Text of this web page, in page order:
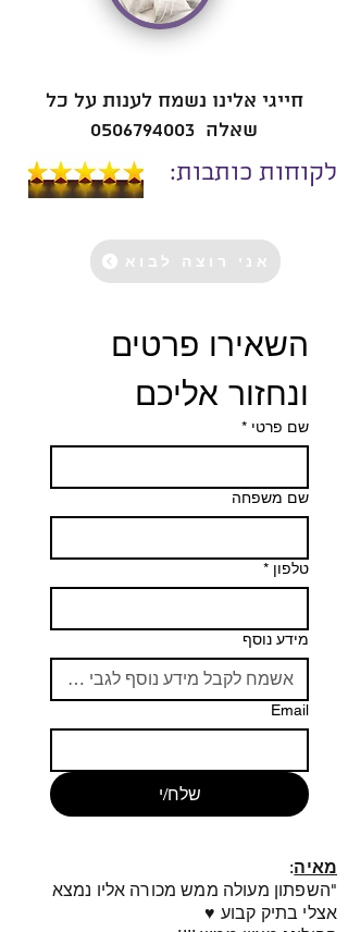
חייגי אלינו נשמח לענות על כל
שאלה 0506794003
לקוחות כותבות:
אני רוצה לבוא
ונחזור אליכם
שם פרטי *
שם משפחה
טלפון *
מידע נוסף
Email
שלח/י
מאיה:
"השפתון מעולה ממש מכורה אליו נמצא
אצלי בתיק קבוע ♥